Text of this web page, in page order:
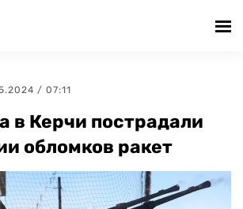
/ 07:11
в Керчи пострадали
обломков ракет